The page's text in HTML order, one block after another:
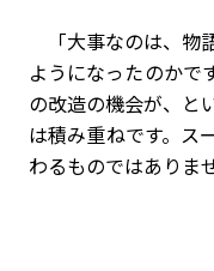
「大事なのは、物
ようになったのかで
の改造の機会が、と
は積み重ねです。ス
わるものではありま